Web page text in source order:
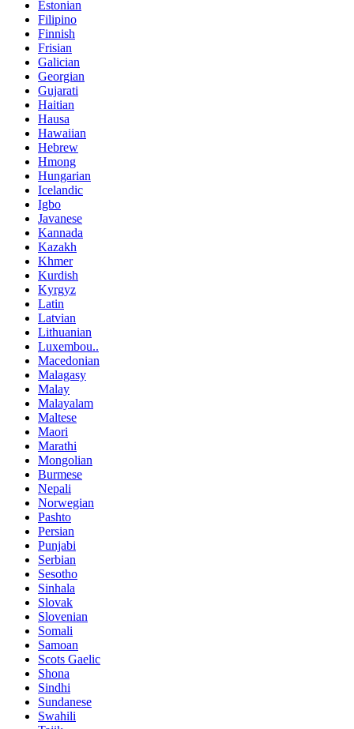
Estonian
Filipino
Finnish
Frisian
Galician
Georgian
Gujarati
Haitian
Hausa
Hawaiian
Hebrew
Hmong
Hungarian
Icelandic
Igbo
Javanese
Kannada
Kazakh
Khmer
Kurdish
Kyrgyz
Latin
Latvian
Lithuanian
Luxembou..
Macedonian
Malagasy
Malay
Malayalam
Maltese
Maori
Marathi
Mongolian
Burmese
Nepali
Norwegian
Pashto
Persian
Punjabi
Serbian
Sesotho
Sinhala
Slovak
Slovenian
Somali
Samoan
Scots Gaelic
Shona
Sindhi
Sundanese
Swahili